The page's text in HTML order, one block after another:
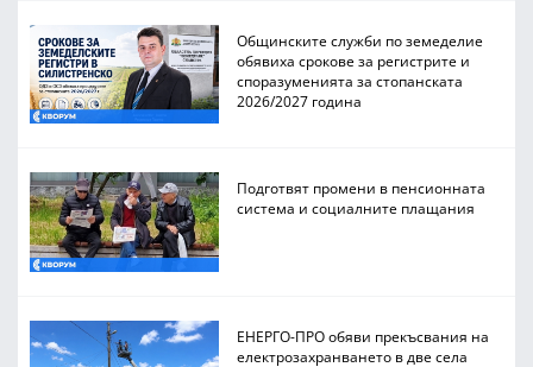
Общинските служби по земеделие
обявиха срокове за регистрите и
споразуменията за стопанската
2026/2027 година
Подготвят промени в пенсионната
система и социалните плащания
ЕНЕРГО-ПРО обяви прекъсвания на
електрозахранването в две села